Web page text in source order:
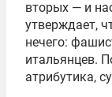
вторых — и
утверждает,
нечего:
итальянцев.
атрибутика,